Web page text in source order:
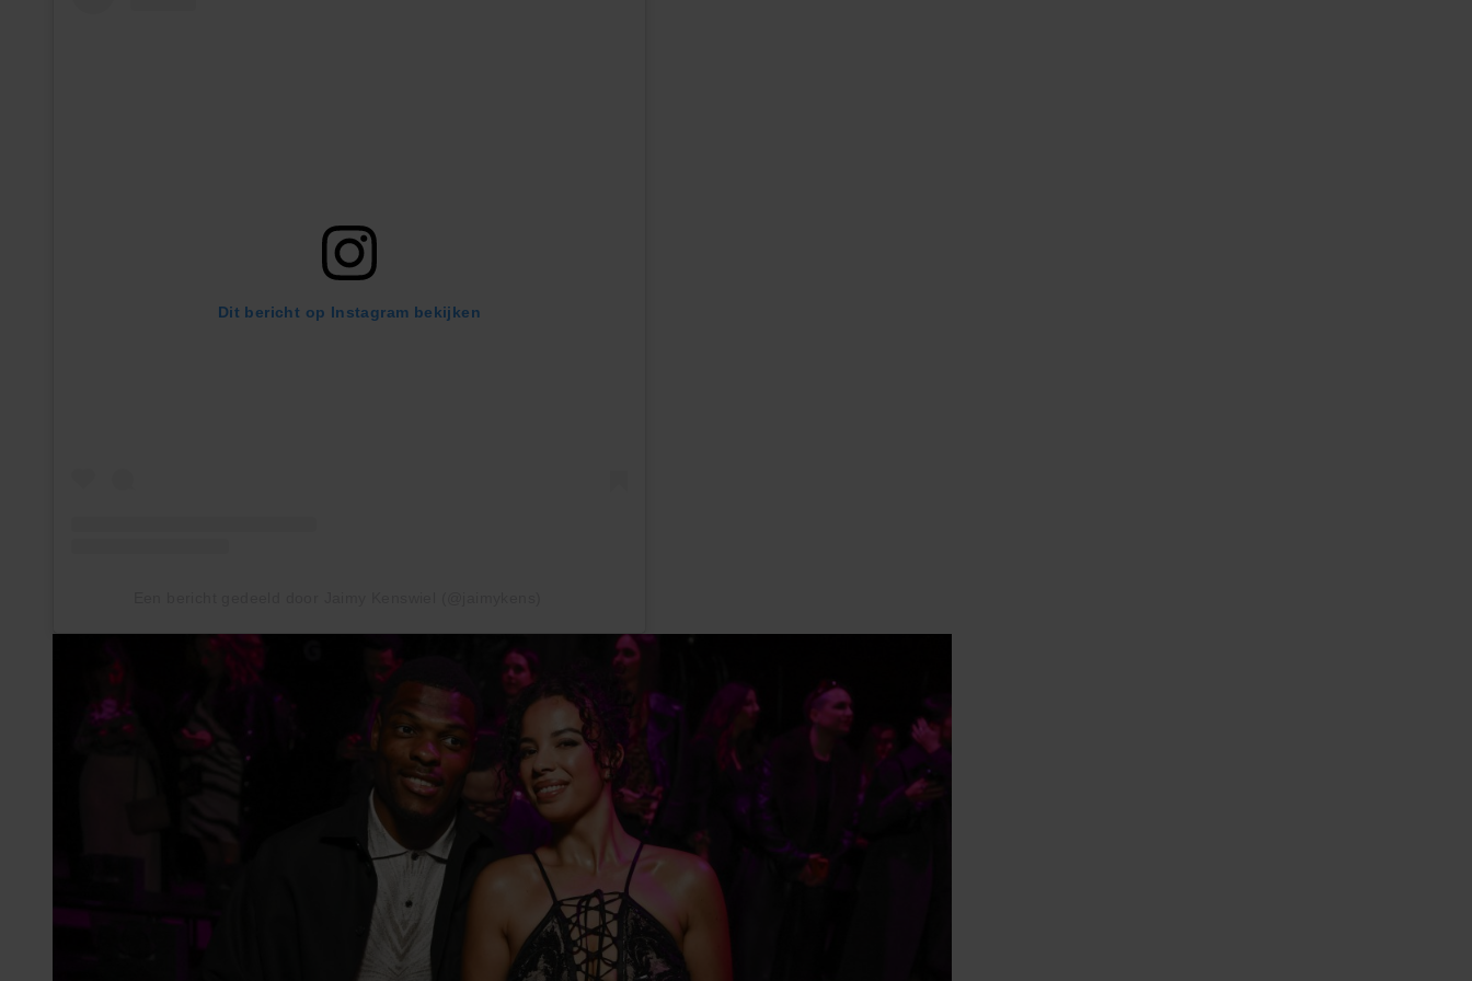
Dit bericht op Instagram bekijken